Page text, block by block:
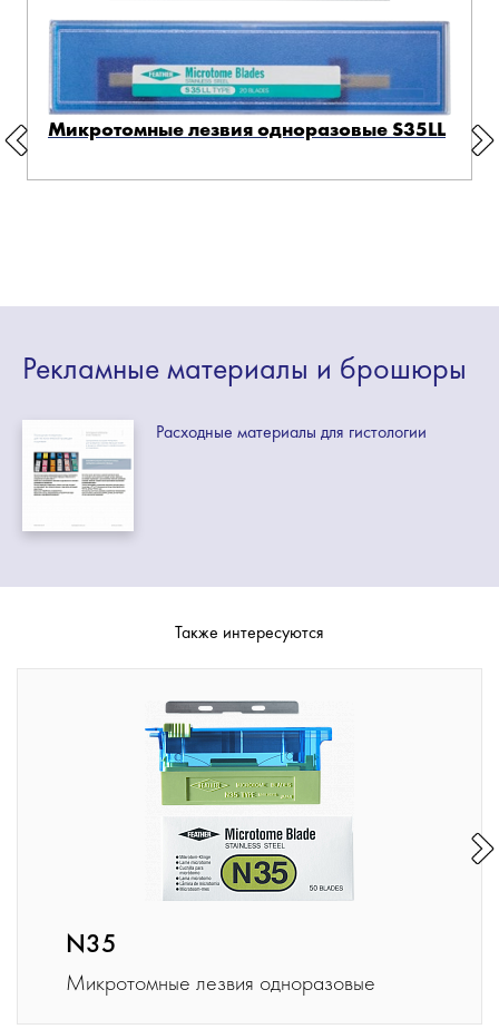
Микротомные лезвия одноразовые S35LL
Рекламные материалы и брошюры
Расходные материалы для гистологии
Также интересуются
N35
Микротомные лезвия одноразовые